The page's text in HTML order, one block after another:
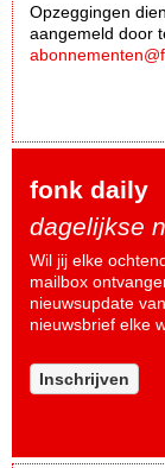
Opzeggingen
aangemeld door
fonk daily
dagelijkse
Wil jij elke
mailbox
nieuwsupdate
nieuwsbrief elke
Inschrijven